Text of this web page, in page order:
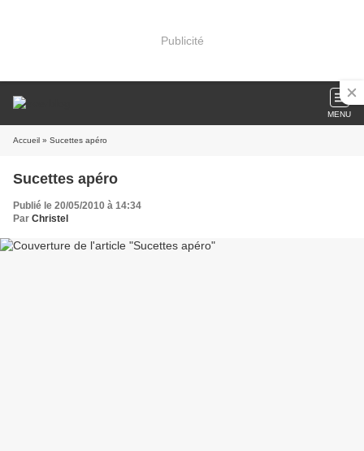
Publicité
MENU
Accueil » Sucettes apéro
Sucettes apéro
Publié le 20/05/2010 à 14:34
Par Christel